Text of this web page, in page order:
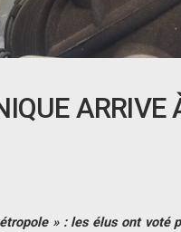
ARRIVE
» : les élus ont voté